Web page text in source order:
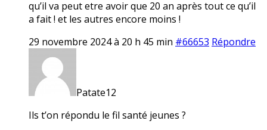
qu’il va peut etre avoir que 20 an après tout ce qu’il
a fait ! et les autres encore moins !
29 novembre 2024 à 20 h 45 min #66653 Répondre
Patate12
Ils t’on répondu le fil santé jeunes ?